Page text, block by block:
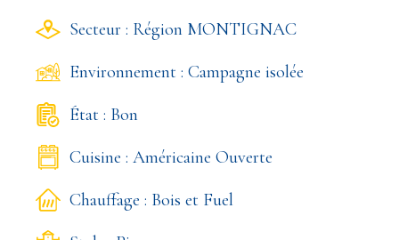
Secteur : Région MONTIGNAC
Environnement : Campagne isolée
État : Bon
Cuisine : Américaine Ouverte
Chauffage : Bois et Fuel